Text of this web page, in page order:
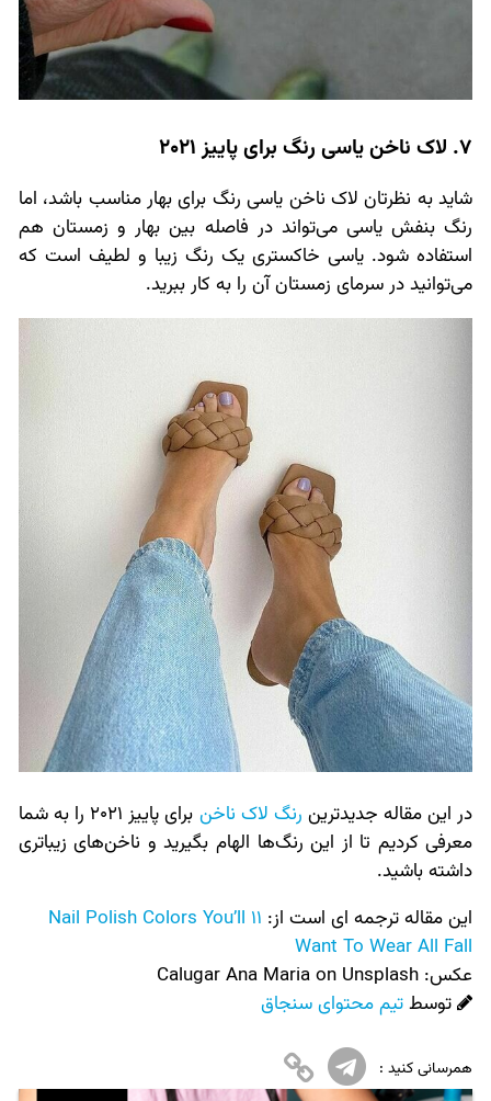
7. لاک ناخن یاسی رنگ برای پاییز 2021
شاید به نظرتان لاک ناخن یاسی رنگ برای بهار مناسب باشد، اما
رنگ بنفش یاسی می‌تواند در فاصله بین بهار و زمستان هم
استفاده شود. یاسی خاکستری یک رنگ زیبا و لطیف است که
می‌توانید در سرمای زمستان آن را به کار ببرید.
در این مقاله جدیدترین رنگ لاک ناخن
برای پاییز 2021 را به شما
معرفی کردیم تا از این رنگ‌ها الهام بگیرید و ناخن‌های زیباتری
داشته باشید.
این مقاله ترجمه ای است از:
11 Nail Polish Colors You’ll
Want To Wear All Fall
عکس:‌ Calugar Ana Maria on Unsplash
توسطتیم محتوای سنجاق
همرسانی کنید :